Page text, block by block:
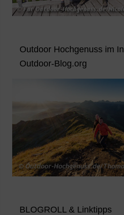
Outdoor Hochgenuss im
Outdoor-Blog.org
BLOGROLL & Linktipps